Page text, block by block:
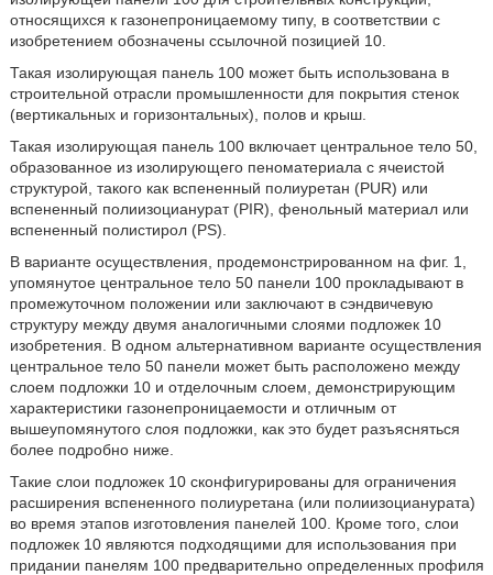
относящихся к газонепроницаемому типу, в соответствии с
изобретением обозначены ссылочной позицией 10.
Такая изолирующая панель 100 может быть использована в
строительной отрасли промышленности для покрытия стенок
(вертикальных и горизонтальных), полов и крыш.
Такая изолирующая панель 100 включает центральное тело 50,
образованное из изолирующего пеноматериала с ячеистой
структурой, такого как вспененный полиуретан (PUR) или
вспененный полиизоцианурат (PIR), фенольный материал или
вспененный полистирол (PS).
В варианте осуществления, продемонстрированном на фиг. 1,
упомянутое центральное тело 50 панели 100 прокладывают в
промежуточном положении или заключают в сэндвичевую
структуру между двумя аналогичными слоями подложек 10
изобретения. В одном альтернативном варианте осуществления
центральное тело 50 панели может быть расположено между
слоем подложки 10 и отделочным слоем, демонстрирующим
характеристики газонепроницаемости и отличным от
вышеупомянутого слоя подложки, как это будет разъясняться
более подробно ниже.
Такие слои подложек 10 сконфигурированы для ограничения
расширения вспененного полиуретана (или полиизоцианурата)
во время этапов изготовления панелей 100. Кроме того, слои
подложек 10 являются подходящими для использования при
придании панелям 100 предварительно определенных профиля